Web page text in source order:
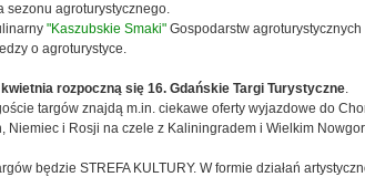
sezonu agroturystycznego.
"Kaszubskie Smaki" Gospodarstw agroturystycznych
o agroturystyce.
rozpoczną się 16. Gdańskie Targi Turystyczne.
targów znajdą m.in. ciekawe oferty wyjazdowe do
Niemiec i Rosji na czele z Kaliningradem i Wielkim
będzie STREFA KULTURY. W formie działań